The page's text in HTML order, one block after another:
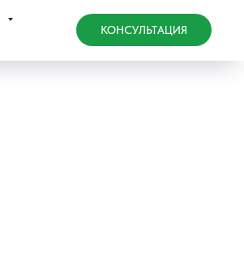
КОНСУЛЬТАЦИЯ